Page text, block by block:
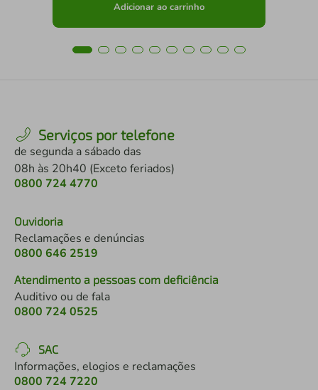
Adicionar ao carrinho
Serviços por telefone
de segunda a sábado das
08h às 20h40 (Exceto feriados)
0800 724 4770
Ouvidoria
Reclamações e denúncias
0800 646 2519
Atendimento a pessoas com deficiência
Auditivo ou de fala
0800 724 0525
SAC
Informações, elogios e reclamações
0800 724 7220